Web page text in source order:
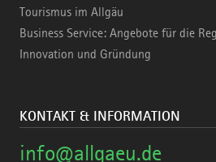
Tourismus im Allgäu
Business Service: Angebote für die
Innovation und Gründung
KONTAKT & INFORMATION
info@allgaeu.de